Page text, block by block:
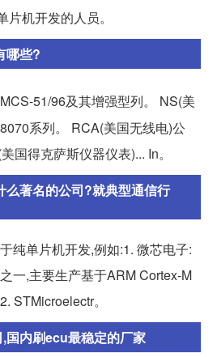
机开发的人员。
哪些?
51/96及其增强型列。 NS(美
系列。 RCA(美国无线电)公
国得克萨斯仪器仪表)... In。
么著名的公司?就典型通信行
纯单片机开发,例如:1. 微芯电子:
一,主要生产基于ARM Cortex-M
STMicroelectr。
国内刷ecu最稳定的厂家